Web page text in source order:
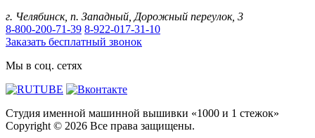
г. Челябинск, п. Западный, Дорожный переулок, 3
8-800-200-71-39 8-922-017-31-10
Заказать бесплатный звонок
Мы в соц. сетях
Студия именной машинной вышивки «1000 и 1 стежок»
Copyright © 2026 Все права защищены.